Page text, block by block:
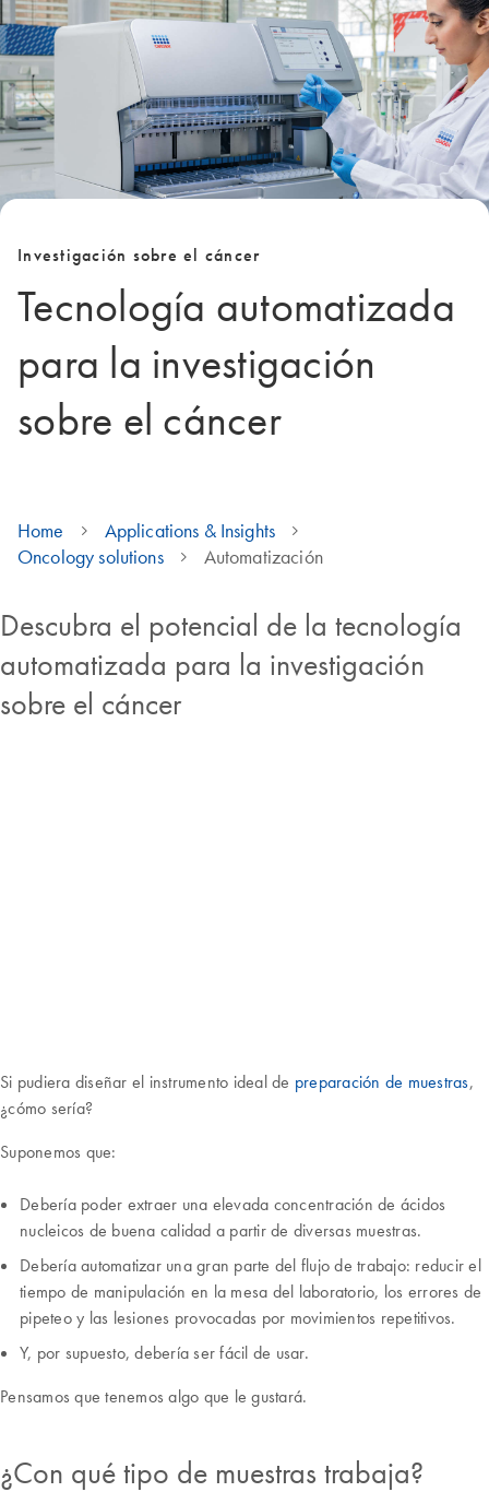
Investigación sobre el cáncer
Tecnología automatizada
para la investigación
sobre el cáncer
Home
Applications & Insights
Oncology solutions
Automatización
Descubra el potencial de la tecnología
automatizada para la investigación
sobre el cáncer
Si pudiera diseñar el instrumento ideal de preparación de muestras,
¿cómo sería?
Suponemos que:
Debería poder extraer una elevada concentración de ácidos
nucleicos de buena calidad a partir de diversas muestras.
Debería automatizar una gran parte del flujo de trabajo: reducir el
tiempo de manipulación en la mesa del laboratorio, los errores de
pipeteo y las lesiones provocadas por movimientos repetitivos.
Y, por supuesto, debería ser fácil de usar.
Pensamos que tenemos algo que le gustará.
¿Con qué tipo de muestras trabaja?